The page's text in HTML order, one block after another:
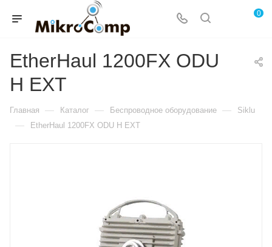
0
EtherHaul 1200FX ODU
H EXT
Главная — Каталог — Беспроводное оборудование — Siklu
— EtherHaul 1200FX ODU H EXT